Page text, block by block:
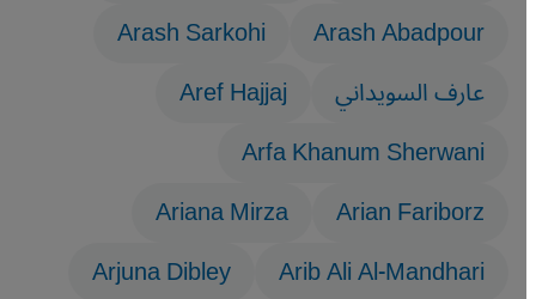
Arash Abadpour
Arash Sarkohi
عارف السويداني
Aref Hajjaj
Arfa Khanum Sherwani
Arian Fariborz
Ariana Mirza
Arib Ali Al-Mandhari
Arjuna Dibley